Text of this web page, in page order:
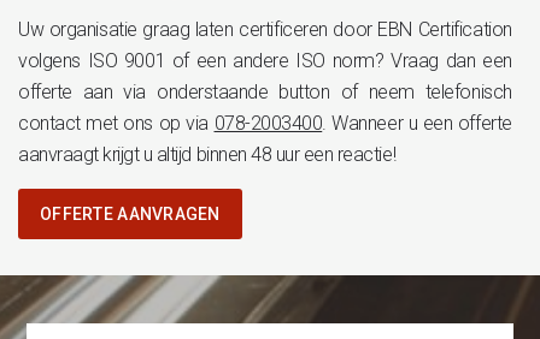
Uw organisatie graag laten certificeren door EBN Certification
volgens ISO 9001 of een andere ISO norm? Vraag dan een
offerte aan via onderstaande button of neem telefonisch
contact met ons op via 078-2003400 . Wanneer u een offerte
aanvraagt krijgt u altijd binnen 48 uur een reactie!
OFFERTE AANVRAGEN